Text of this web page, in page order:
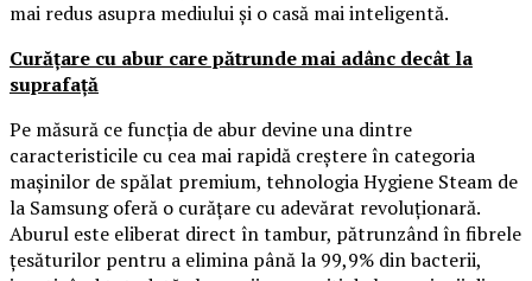
mai redus asupra mediului și o casă mai inteligentă.
Curățare cu abur care pătrunde mai adânc decât la
suprafață
Pe măsură ce funcția de abur devine una dintre
caracteristicile cu cea mai rapidă creștere în categoria
mașinilor de spălat premium, tehnologia Hygiene Steam de
la Samsung oferă o curățare cu adevărat revoluționară.
Aburul este eliberat direct în tambur, pătrunzând în fibrele
țesăturilor pentru a elimina până la 99,9% din bacterii,